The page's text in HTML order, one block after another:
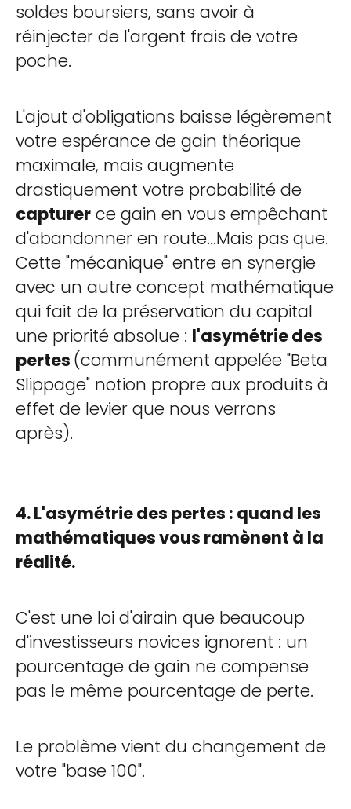
soldes boursiers, sans avoir à
réinjecter de l'argent frais de votre
poche.
L'ajout d'obligations baisse légèrement
votre espérance de gain théorique
maximale, mais augmente
drastiquement votre probabilité de
capturer ce gain en vous empêchant
d'abandonner en route...Mais pas que.
Cette "mécanique" entre en synergie
avec un autre concept mathématique
qui fait de la préservation du capital
une priorité absolue : l'asymétrie des
pertes (communément appelée "Beta
Slippage" notion propre aux produits à
effet de levier que nous verrons
après).
4. L'asymétrie des pertes : quand les
mathématiques vous ramènent à la
réalité.
C'est une loi d'airain que beaucoup
d'investisseurs novices ignorent : un
pourcentage de gain ne compense
pas le même pourcentage de perte.
Le problème vient du changement de
votre "base 100".